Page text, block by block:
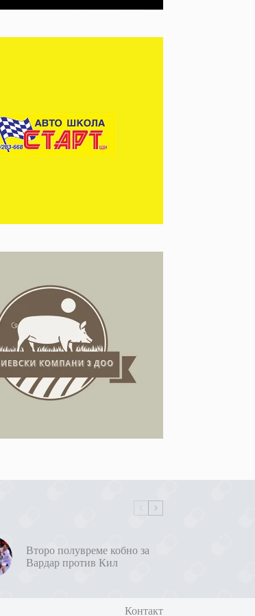
Второ полувреме кобно за
Вардар против Кил
Контакт